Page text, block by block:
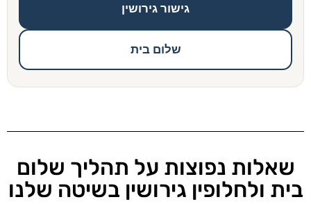
גישור גירושין
שלום בית
שאלות נפוצות על תהליך שלום
בית ולחלופין גירושין בשיטה שלנו